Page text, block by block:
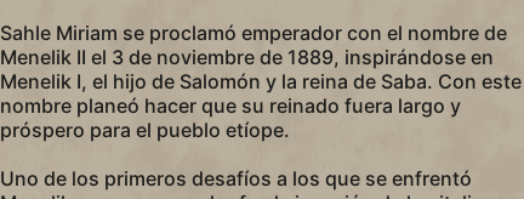
Sahle Miriam se proclamó emperador con el nombre de
Menelik II el 3 de noviembre de 1889, inspirándose en
Menelik I, el hijo de Salomón y la reina de Saba. Con este
nombre planeó hacer que su reinado fuera largo y
próspero para el pueblo etíope.
Uno de los primeros desafíos a los que se enfrentó